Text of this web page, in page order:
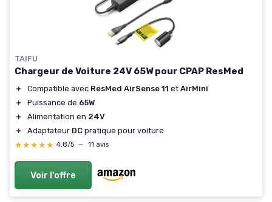
TAIFU
Chargeur de Voiture 24V 65W pour CPAP ResMed
＋ Compatible avec ResMed AirSense 11 et AirMini
＋
Puissance de 65W
＋
Alimentation en 24V
＋
Adaptateur DC pratique pour voiture
★★★★★
★★★★★ 4,8/5 — 11 avis
Voir l'offre